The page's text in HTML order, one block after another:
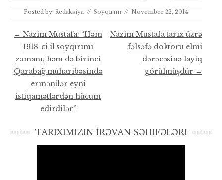
Posted by: Redaksiya // Soyqırım // November 22, 2014
Post navigation
← Nazim Mustafa: “Həm
1918-ci il soyqırımı
zamanı, həm də birinci
Qarabağ müharibəsində
ermənilər eyni
istiqamətlərdən hücum
edirdilər”
Nazim Mustafa tarix üzrə
fəlsəfə doktoru elmi
dərəcəsinə layiq
görülmüşdür →
TARIXIMIZIN İRƏVAN SƏHIFƏLƏRI